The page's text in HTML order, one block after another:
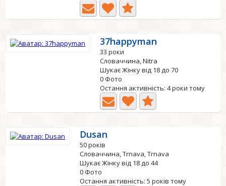
37happyman
33 роки
Словаччина, Nitra
Шукає Жінку від 18 до 70
0 Фото
Остання активність: 4 роки тому
Dusan
50 років
Словаччина, Trnava, Trnava
Шукає Жінку від 18 до 44
0 Фото
Остання активність: 5 років тому